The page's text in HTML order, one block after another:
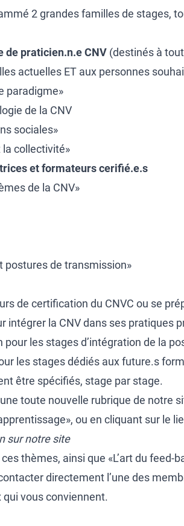
2 grandes familles de stages,
de praticien.n.e CNV (destinés à
actuelles ET aux personnes
paradigme»
de la CNV
sociales»
la collectivité»
et formateurs cerifié.e.s
de la CNV»
postures de transmission»
de certification du CNVC ou se
intégrer la CNV dans ses pratiques
les stages d’intégration de la
les stages dédiés aux future.s
être spécifiés, stage par stage.
toute nouvelle rubrique de notre
ou en cliquant sur le
sur notre site
thèmes, ainsi que «L’art du feed-
directement l’une des
qui vous conviennent.